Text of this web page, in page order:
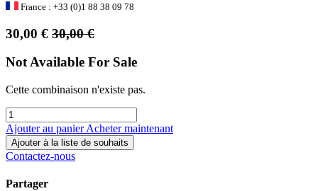
France : +33 (0)1 88 38 09 78
30,00 € 30,00€
Not Available For Sale
Cette combinaison n'existe pas.
Ajouter au panierAcheter maintenant
Ajouter à la liste de souhaits
Contactez-nous
Partager